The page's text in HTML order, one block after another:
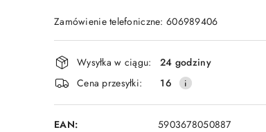
Zamówienie telefoniczne: 606989406
Dostępność
i
dostawa
Wysyłka w ciągu:
24 godziny
Cena przesyłki:
16
EAN: 5903678050887